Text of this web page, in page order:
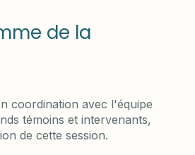
de la
coordination avec l'équipe
témoins et intervenants,
de cette session.